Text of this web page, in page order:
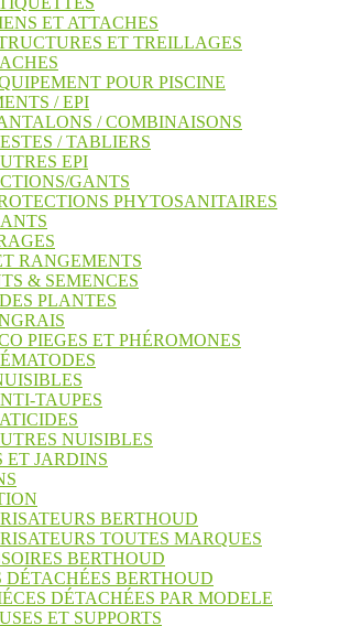
ET ATTACHES
ET TREILLAGES
POUR PISCINE
/ EPI
/ COMBINAISONS
/ TABLIERS
EPI
GANTS
PHYTOSANITAIRES
RANGEMENTS
& SEMENCES
PLANTES
PIEGES ET PHÉROMONES
TAUPES
NUISIBLES
ET JARDINS
BERTHOUD
TOUTES MARQUES
BERTHOUD
DÉTACHÉES BERTHOUD
DÉTACHÉES PAR MODELE
ET SUPPORTS